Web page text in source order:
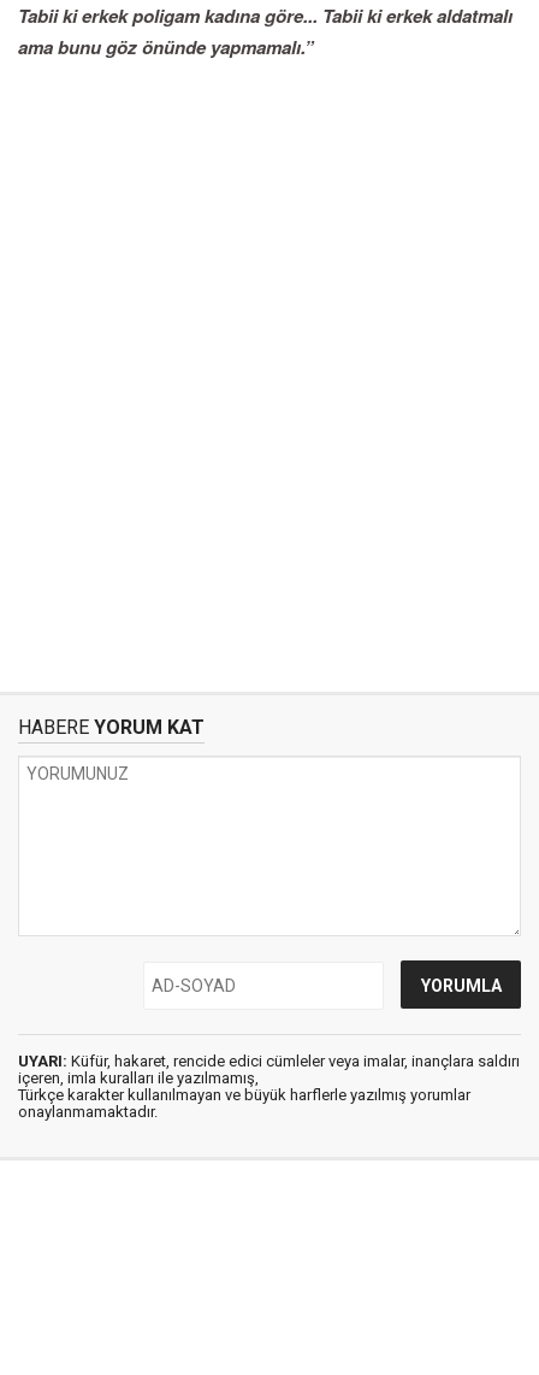
Tabii ki erkek poligam kadına göre... Tabii ki erkek aldatmalı
ama bunu göz önünde yapmamalı.”
HABERE YORUM KAT
UYARI: Küfür, hakaret, rencide edici cümleler veya imalar, inançlara saldırı
içeren, imla kuralları ile yazılmamış,
Türkçe karakter kullanılmayan ve büyük harflerle yazılmış yorumlar
onaylanmamaktadır.